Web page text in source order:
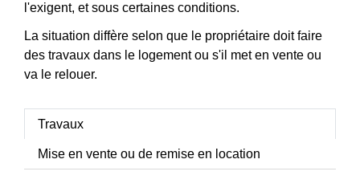
l'exigent, et sous certaines conditions.
La situation diffère selon que le propriétaire doit faire
des travaux dans le logement ou s'il met en vente ou
va le relouer.
Travaux
Mise en vente ou de remise en location